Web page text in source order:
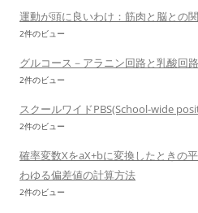
運動が頭に良いわけ：筋肉と脳との
2件のビュー
グルコース－アラニン回路と乳酸回
2件のビュー
スクールワイドPBS(School-wide
2件のビュー
確率変数XをaX+bに変換したときの
わゆる偏差値の計算方法
2件のビュー